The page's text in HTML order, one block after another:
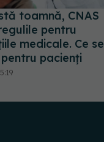
toamnă, CNAS
pentru
medicale. Ce se
pacienți